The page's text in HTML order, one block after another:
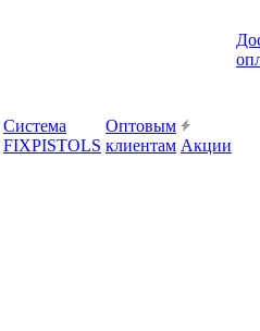
Система
FIXPISTOLS
Оптовым
клиентам Акции